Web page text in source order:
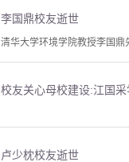
李国鼎校友逝世
清华大学环境学院教授李国鼎
校友关心母校建设:江国
卢少枕校友逝世